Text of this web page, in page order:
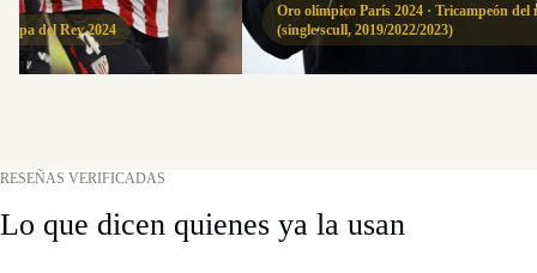
del Rey 2024
Oro olímpico París 2024 · Tricampeón del
(single scull, 2019/2022/2023)
RESEÑAS VERIFICADAS
Lo que dicen quienes ya la usan